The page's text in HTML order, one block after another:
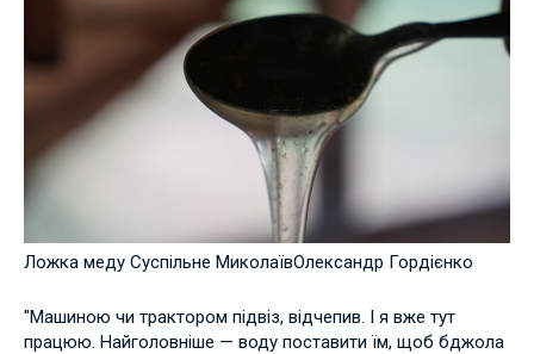
Ложка меду Суспільне МиколаївОлександр Гордієнко
"Машиною чи трактором підвіз, відчепив. І я вже тут
працюю. Найголовніше — воду поставити їм, щоб бджола